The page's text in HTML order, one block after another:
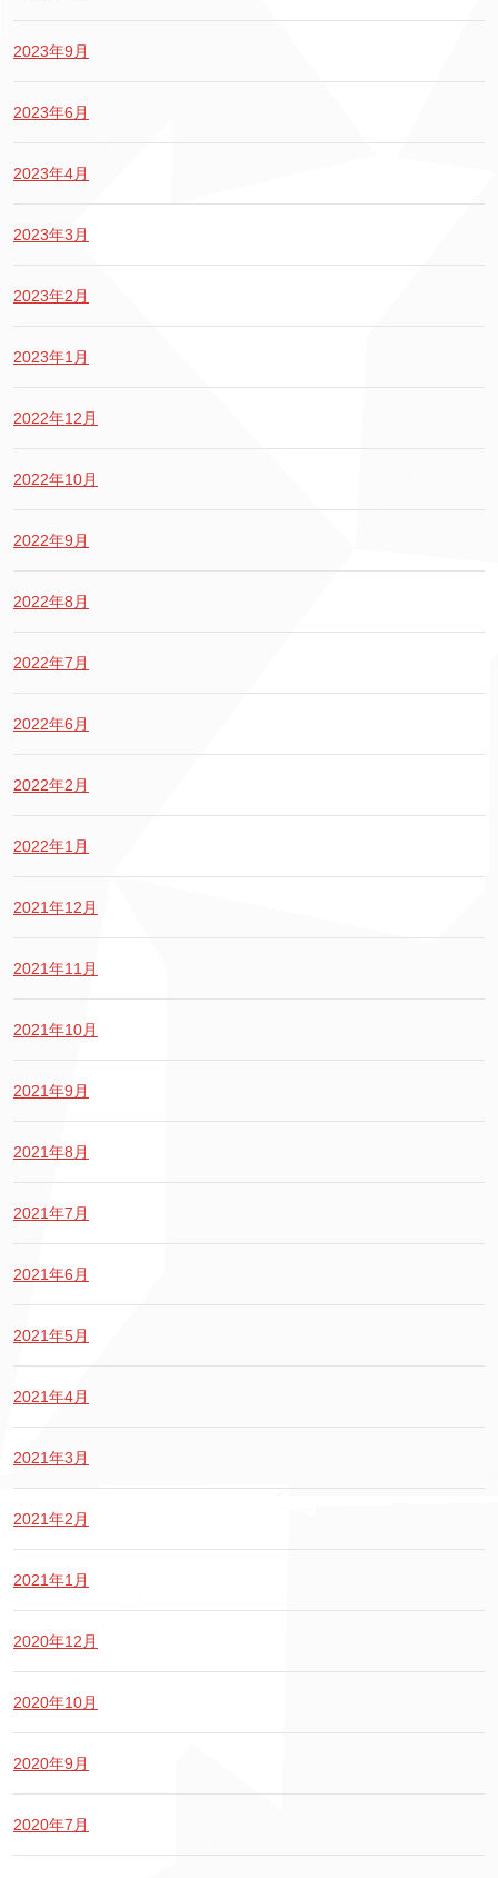
2023年9月
2023年6月
2023年4月
2023年3月
2023年2月
2023年1月
2022年12月
2022年10月
2022年9月
2022年8月
2022年7月
2022年6月
2022年2月
2022年1月
2021年12月
2021年11月
2021年10月
2021年9月
2021年8月
2021年7月
2021年6月
2021年5月
2021年4月
2021年3月
2021年2月
2021年1月
2020年12月
2020年10月
2020年9月
2020年7月